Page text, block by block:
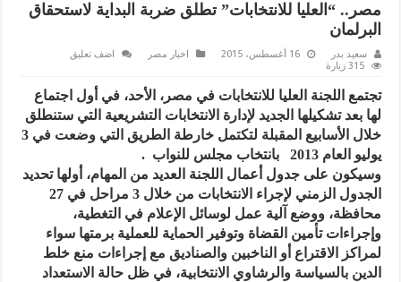
مصر.. “العليا للانتخابات” تطلق ضربة البداية لاستحقاق
البرلمان
سعيد بدر 16 أغسطس، 2015 اخبار مصر
اضف تعليق
315 زيارة
تجتمع اللجنة العليا للانتخابات في مصر، الأحد، في أول اجتماع
لها بعد تشكيلها الجديد لإدارة الانتخابات التشريعية التي ستنطلق
خلال الأسابيع المقبلة لتكتمل خارطة الطريق التي وضعت في 3
يوليو العام 2013 بانتخاب مجلس للنواب .
وسيكون على جدول أعمال اللجنة العديد من المهام، أولها تحديد
الجدول الزمني لإجراء الانتخابات من خلال 3 مراحل في 27
محافظة، ووضع آلية عمل لوسائل الإعلام في التغطية،
وإجراءات تأمين القضاة وتوفير الحماية للعملية برمتها سواء
لمراكز الاقتراع أو الناخبين والصناديق مع إجراءات منع خلط
الدين بالسياسة والرشاوي الانتخابية، في ظل حالة الاستعداد